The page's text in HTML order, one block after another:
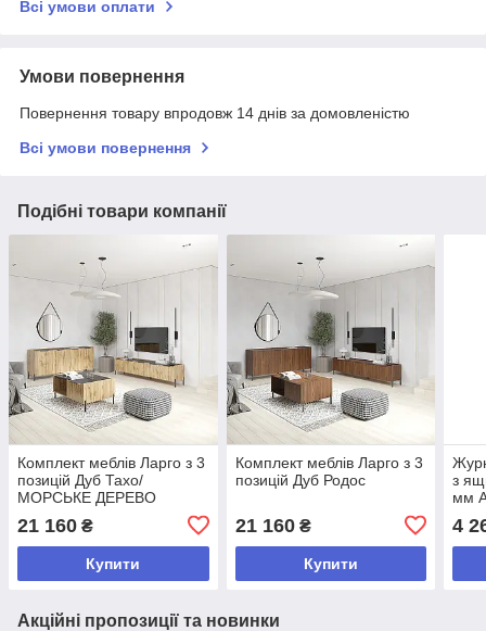
Всі умови оплати
Умови повернення
Повернення товару впродовж 14 днів за домовленістю
Всі умови повернення
Подібні товари компанії
Комплект меблів Ларго з 3
позицій Дуб Тахо/
МОРСЬКЕ ДЕРЕВО
21 160 ₴
Купити
Комплект меблів Ларго з 3
позицій Дуб Родос
21 160₴
Купити
з
мм
4
Акційні пропозиції та новинки